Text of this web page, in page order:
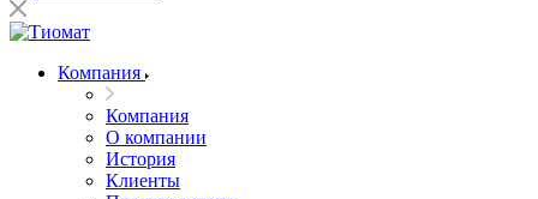
Компания
Компания
О компании
История
Клиенты